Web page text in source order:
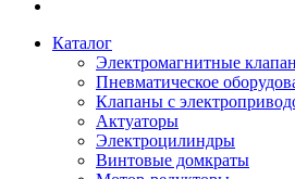
Каталог
Электромагнитные
Пневматическое
Клапаны с
Актуаторы
Электроцилиндры
Винтовые домкраты